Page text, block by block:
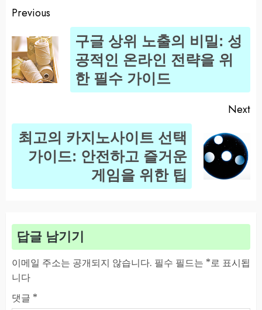
Post
navigation
Previous
구글 상위 노출의 비밀: 성
공적인 온라인 전략을 위
한 필수 가이드
Next
Next
최고의 카지노사이트 선택
가이드: 안전하고 즐거운
게임을 위한 팁
답글 남기기
이메일 주소는 공개되지 않습니다. 필수 필드는 *로 표시됩
니다
댓글 *